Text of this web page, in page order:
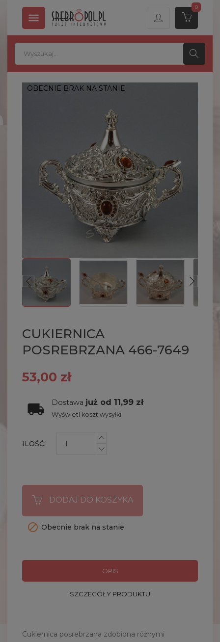

0
OBECNIE BRAK NA STANIE
CUKIERNICA
POSREBRZANA 466-7649
53,00 zł
Dostawa już od 11,99 zł
Wyświetl koszt wysyłki
ILOŚĆ:
DODAJ DO KOSZYKA
 Obecnie brak na stanie
OPIS
SZCZEGÓŁY PRODUKTU
Cukiernica posrebrzana zdobiona różnymi